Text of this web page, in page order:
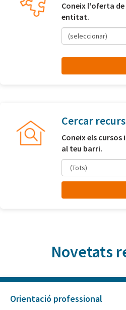
Coneix l'oferta de
entitat.
(seleccionar)
Cercar
Coneix els cursos
al teu barri.
Novetats
Orientació professional